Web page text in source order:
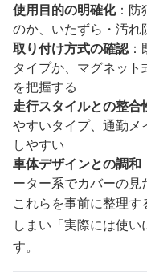
使用目的の明確化：防
のか、いたずら・汚れ
取り付け方式の確認：
タイプか、マグネッ
を把握する
走行スタイルとの整合
やすいタイプ、通勤
しやすい
車体デザインとの調和
ーター系でカバーの見
これらを事前に整理
しまい「実際には使
す。